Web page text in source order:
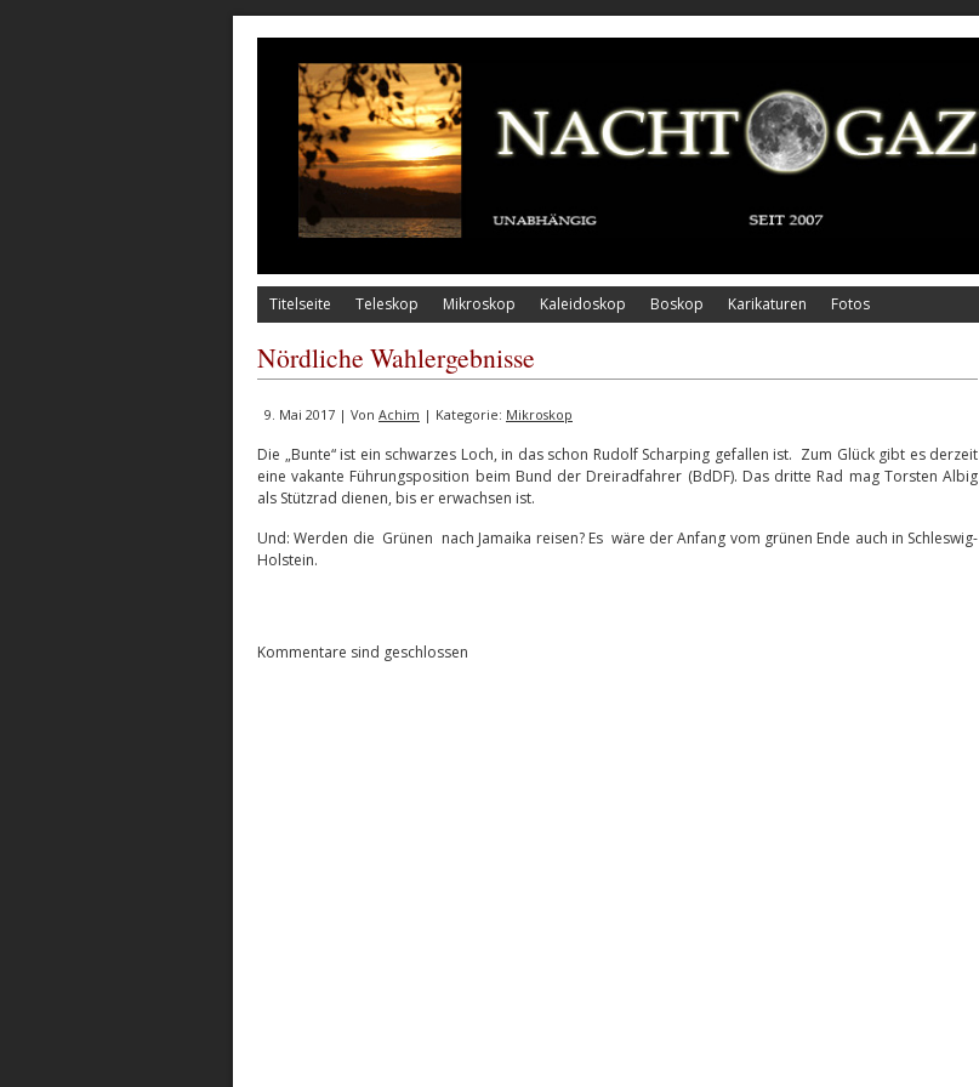
Titelseite Teleskop Mikroskop Kaleidoskop Boskop Karikaturen Fotos
Nördliche Wahlergebnisse
9. Mai 2017 | Von Achim | Kategorie: Mikroskop
Die „Bunte“ ist ein schwarzes Loch, in das schon Rudolf Scharping gefallen ist. Zum Glück gibt es derzeit
eine vakante Führungsposition beim Bund der Dreiradfahrer (BdDF). Das dritte Rad mag Torsten Albig
als Stützrad dienen, bis er erwachsen ist.
Und: Werden die Grünen nach Jamaika reisen? Es wäre der Anfang vom grünen Ende auch in Schleswig-
Holstein.
Kommentare sind geschlossen